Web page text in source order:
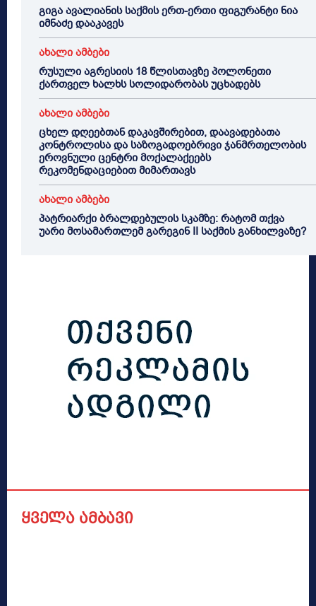
გიგა ავალიანის საქმის ერთ-ერთი ფიგურანტი ნია
იმნაძე დააკავეს
ახალი ამბები
რუსული აგრესიის 18 წლისთავზე პოლონეთი
ქართველ ხალხს სოლიდარობას უცხადებს
ახალი ამბები
ცხელ დღეებთან დაკავშირებით, დაავადებათა
კონტროლისა და საზოგადოებრივი ჯანმრთელობის
ეროვნული ცენტრი მოქალაქეებს
რეკომენდაციებით მიმართავს
ახალი ამბები
პატრიარქი ბრალდებულის სკამზე: რატომ თქვა
უარი მოსამართლემ გარეგინ II საქმის განხილვაზე?
ყველა ამბავი